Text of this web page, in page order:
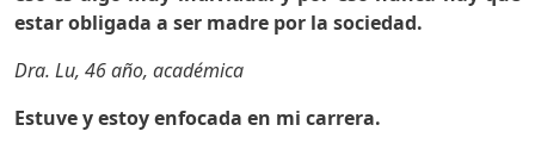
estar obligada a ser madre por la sociedad.
Dra. Lu, 46 año, académica
Estuve y estoy enfocada en mi carrera.